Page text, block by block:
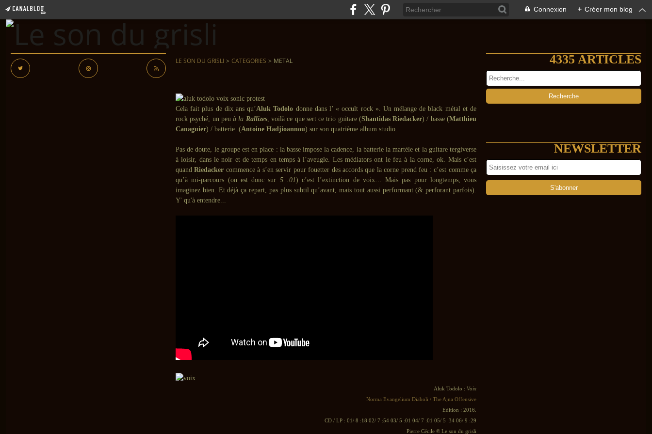
Connexion + Créer mon blog
LE SON DU GRISLI > CATEGORIES > METAL
Cela fait plus de dix ans qu’Aluk Todolo donne dans l’ « occult rock ». Un mélange de black métal et de
rock psyché, un peuà la Rallizes, voilà ce que sert ce trio guitare (Shantidas Riedacker) / basse (Matthieu
Canaguier) / batterie (Antoine Hadjioannou) sur son quatrième album studio.
Pas de doute, le groupe est en place : la basse impose la cadence, la batterie la martèle et la guitare tergiverse
à loisir, dans le noir et de temps en temps à l’aveugle. Les médiators ont le feu à la corne, ok. Mais c’est
quandRiedacker commence à s’en servir pour fouetter des accords que la corne prend feu : c’est comme ça
qu’à mi-parcours (on est donc sur 5 :01) c’est l’extinction de voix… Mais pas pour longtemps, vous
imaginez bien. Et déjà ça repart, pas plus subtil qu’avant, mais tout aussi performant (& perforant parfois).
Y' qu'à entendre...
Aluk Todolo : Voix
Norma Evangelium Diaboli / The Ajna Offensive
Edition : 2016.
CD / LP : 01/ 8 :18 02/ 7 :54 03/ 5 :01 04/ 7 :01 05/ 5 :34 06/ 9 :29
Pierre Cécile © Le son du grisli
4335 ARTICLES
NEWSLETTER